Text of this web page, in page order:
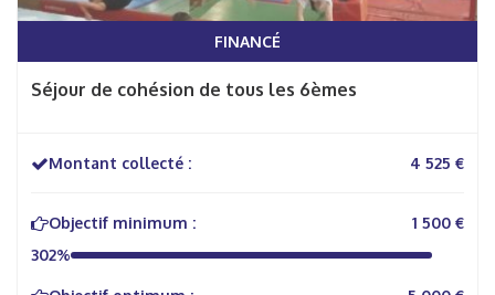
FINANCÉ
Séjour de cohésion de tous les 6èmes
Montant collecté : 4 525 €
Objectif minimum :
1 500 €
302%